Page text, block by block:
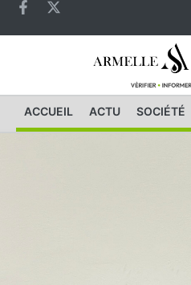
ACCUEIL ACTU SOCIÉTÉ